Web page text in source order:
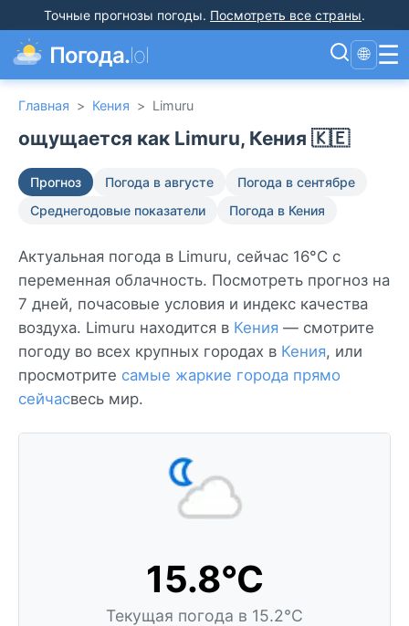
Точные прогнозы погоды. Посмотреть все страны.
Погода.lol 🌐 ☰
Главная > Кения > Limuru
ощущается как Limuru, Кения 🇰🇪
Прогноз Погода в августе
Погода в сентябре
Среднегодовые показатели
Погода в Кения
Актуальная погода в Limuru, сейчас 16°C с
переменная облачность. Посмотреть прогноз на
7 дней, почасовые условия и индекс качества
воздуха. Limuru находится в Кения — смотрите
погоду во всех крупных городах в Кения, или
просмотрите самые жаркие города прямо
сейчасвесь мир.
15.8°C
Текущая погода в 15.2°C